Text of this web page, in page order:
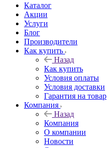
Каталог
Акции
Услуги
Блог
Производители
Как купить
Назад
Как купить
Условия оплаты
Условия доставки
Гарантия на товар
Компания
Назад
Компания
О компании
Новости